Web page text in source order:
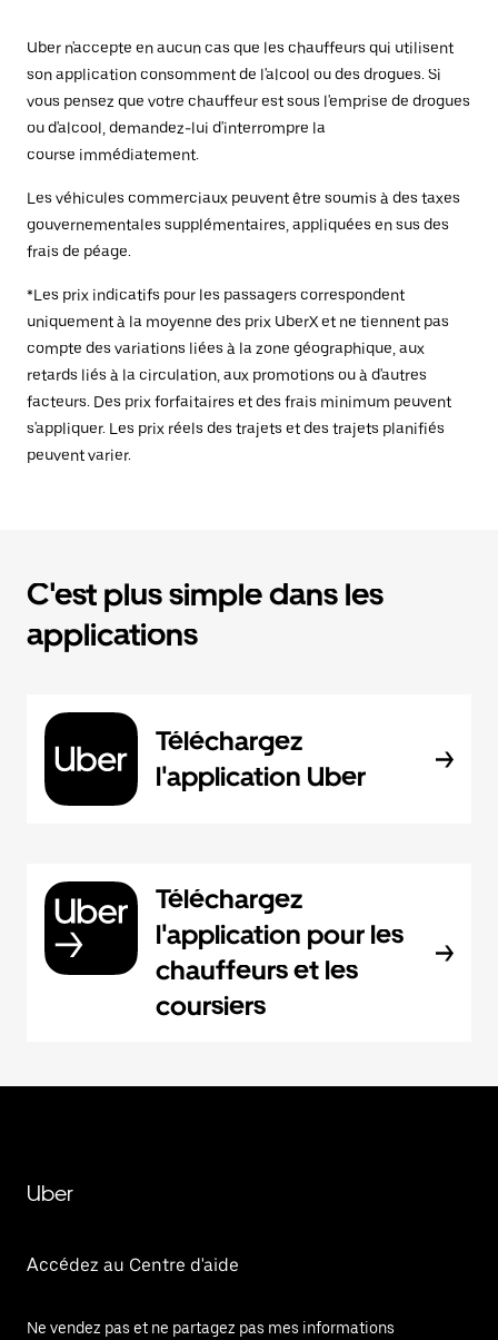
Uber n'accepte en aucun cas que les chauffeurs qui utilisent
son application consomment de l'alcool ou des drogues. Si
vous pensez que votre chauffeur est sous l'emprise de drogues
ou d'alcool, demandez-lui d'interrompre la
course immédiatement.
Les véhicules commerciaux peuvent être soumis à des taxes
gouvernementales supplémentaires, appliquées en sus des
frais de péage.
*Les prix indicatifs pour les passagers correspondent
uniquement à la moyenne des prix UberX et ne tiennent pas
compte des variations liées à la zone géographique, aux
retards liés à la circulation, aux promotions ou à d'autres
facteurs. Des prix forfaitaires et des frais minimum peuvent
s'appliquer. Les prix réels des trajets et des trajets planifiés
peuvent varier.
C'est plus simple dans les
applications
Téléchargez
l'application Uber
Téléchargez
l'application pour les
chauffeurs et les
coursiers
Uber
Accédez au Centre d'aide
Ne vendez pas et ne partagez pas mes informations